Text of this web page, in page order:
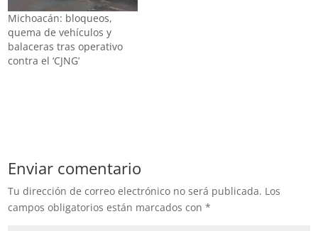
Michoacán: bloqueos,
quema de vehículos y
balaceras tras operativo
contra el ‘CJNG’
Enviar comentario
Tu dirección de correo electrónico no será publicada. Los
campos obligatorios están marcados con*